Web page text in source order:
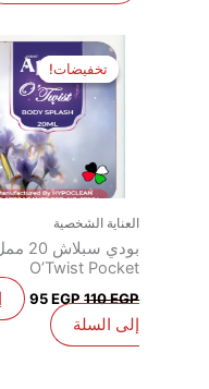
تخفيضات!
تخفيضات!
العناية الشخصية
بودي سبلاش 20 ممل
O’Twist Pocket
الأصلي
95EGP
السعر
الحالي
هو:
95 EGP.
إضافة